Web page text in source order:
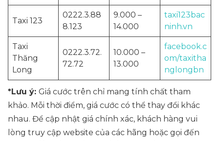
Taxi 123
0222.3.88
8.123
9.000 –
14.000
taxi123bac
ninh.vn
Taxi
Thăng
Long
0222.3.72.
72.72
10.000 –
13.000
facebook.c
om/taxitha
nglongbn
*Lưu ý: Giá cước trên chỉ mang tính chất tham
khảo. Mỗi thời điểm, giá cước có thể thay đổi khác
nhau. Để cập nhật giá chính xác, khách hàng vui
lòng truy cập website của các hãng hoặc gọi đến